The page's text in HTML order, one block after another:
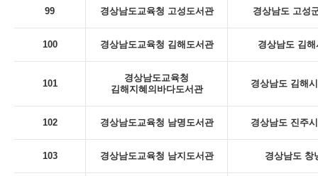
99 경상남도교육청 고성도서관 경상남도 고성
100 경상남도교육청 김해도서관 경상남도 김
101
경상남도교육청
김해지혜의바다도서관
경상남도 김해
102 경상남도교육청 남명도서관 경상남도 진주
103 경상남도교육청 남지도서관 경상남도 창